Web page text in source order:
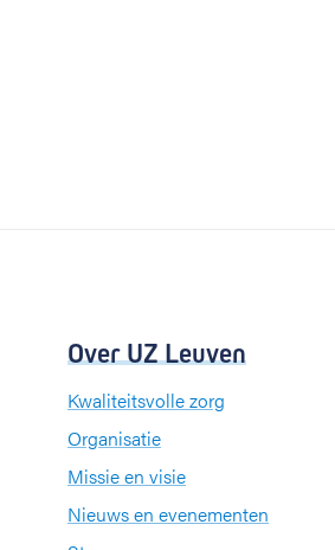
Over UZ Leuven
Kwaliteitsvolle zorg
Organisatie
Missie en visie
Nieuws en evenementen